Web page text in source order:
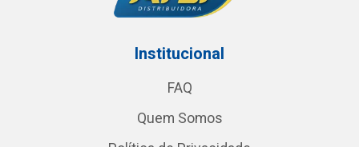
Institucional
FAQ
Quem Somos